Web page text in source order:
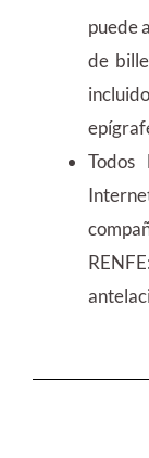
puede
de